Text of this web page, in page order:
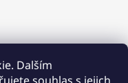
Dalším